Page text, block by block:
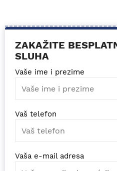
ZAKAŽITE
SLUHA
Vaše ime i prezime
Vaš telefon
Vaša e-mail adresa